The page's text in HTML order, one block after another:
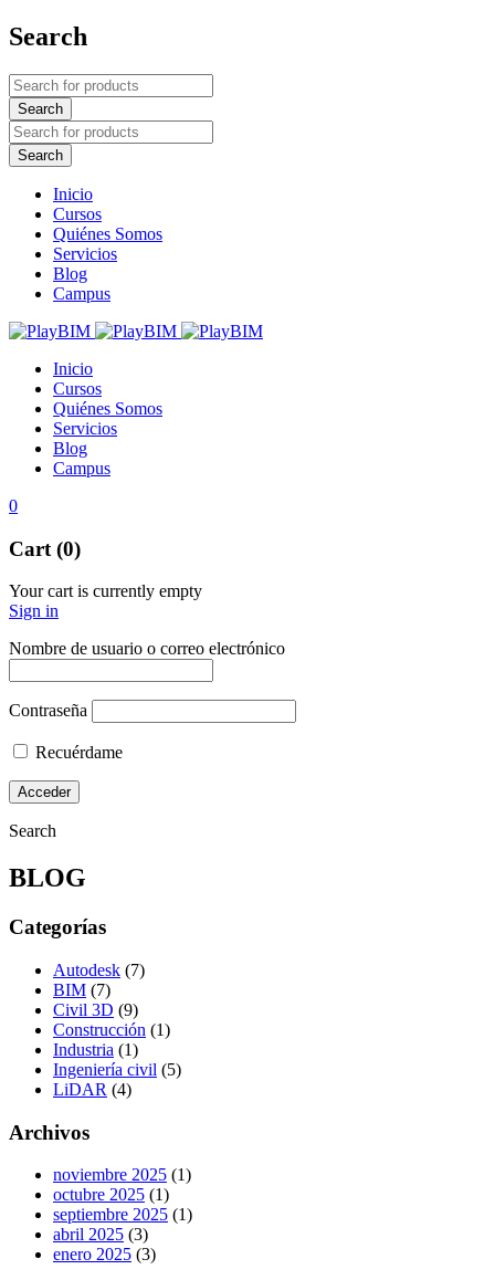
Search
Inicio
Cursos
Quiénes Somos
Servicios
Blog
Campus
Inicio
Cursos
Quiénes Somos
Servicios
Blog
Campus
0
Cart (0)
Your cart is currently empty
Sign in
Nombre de usuario o correo electrónico
Contraseña
Recuérdame
Search
BLOG
Categorías
Autodesk (7)
BIM (7)
Civil 3D (9)
Construcción (1)
Industria (1)
Ingeniería civil (5)
LiDAR (4)
Archivos
noviembre 2025 (1)
octubre 2025 (1)
septiembre 2025 (1)
abril 2025 (3)
enero 2025 (3)